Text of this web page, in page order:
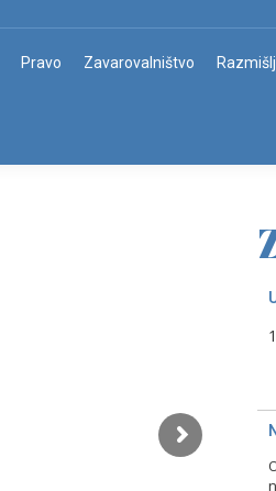
Pravo Zavarovalništvo